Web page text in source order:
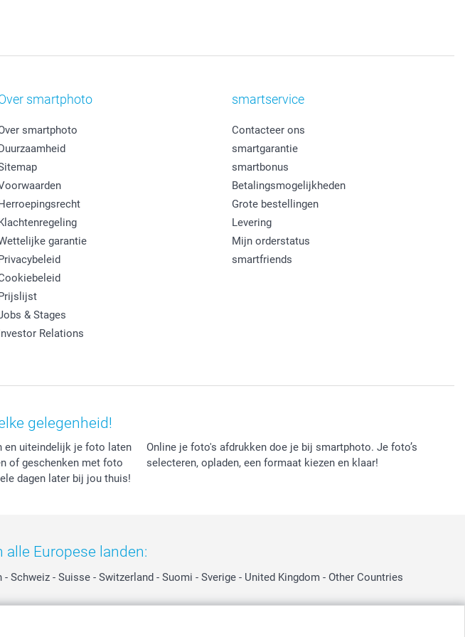
smartphoto
smartphoto
garantie
& Stages
Relations
smartservice
Contacteer ons
smartgarantie
smartbonus
Betalingsmogelijkheden
Grote bestellingen
Levering
Mijn orderstatus
smartfriends
gelegenheid!
en uiteindelijk je foto laten
of geschenken met foto
dagen later bij jou thuis!
Online je foto's afdrukken doe je bij smartphoto. Je foto’s
selecteren, opladen, een formaat kiezen en klaar!
Europese landen:
- Schweiz - Suisse - Switzerland - Suomi - Sverige - United Kingdom - Other Countries